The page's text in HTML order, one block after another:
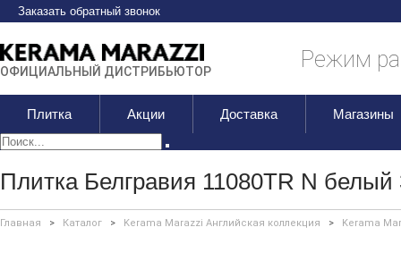
Заказать обратный звонок
ОФИЦИАЛЬНЫЙ ДИСТРИБЬЮТОР Режим
Плитка Акции Доставка Магазины
Плитка Белгравия 11080TR N белый
Главная > Каталог > Kerama Marazzi Английская коллекция > Kerama